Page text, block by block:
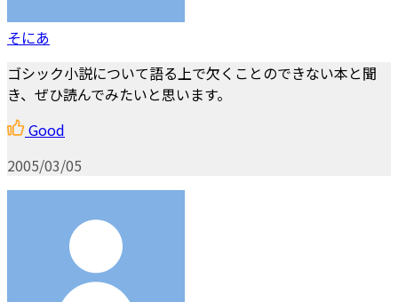
そにあ
ゴシック小説について語る上で欠くことのできない本と聞
き、ぜひ読んでみたいと思います。
Good
2005/03/05